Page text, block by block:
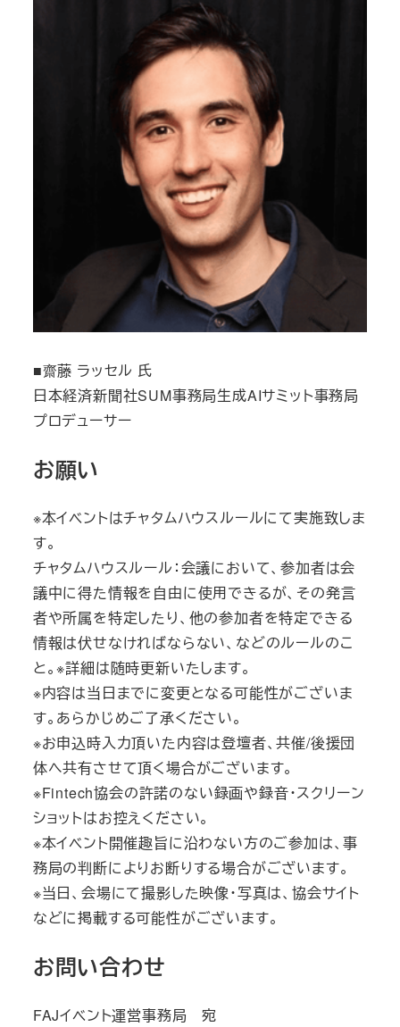
■齋藤 ラッセル 氏
日本経済新聞社SUM事務局生成AIサミット事務局
プロデューサー
お願い
※本イベントはチャタムハウスルールにて実施致しま
す。
チャタムハウスルール：会議において、参加者は会
議中に得た情報を自由に使用できるが、その発言
者や所属を特定したり、他の参加者を特定できる
情報は伏せなければならない、などのルールのこ
と。※詳細は随時更新いたします。
※内容は当日までに変更となる可能性がございま
す。あらかじめご了承ください。
※お申込時入力頂いた内容は登壇者、共催/後援団
体へ共有させて頂く場合がございます。
※Fintech協会の許諾のない録画や録音・スクリーン
ショットはお控えください。
※本イベント開催趣旨に沿わない方のご参加は、事
務局の判断によりお断りする場合がございます。
※当日、会場にて撮影した映像・写真は、協会サイト
などに掲載する可能性がございます。
お問い合わせ
FAJイベント運営事務局 宛